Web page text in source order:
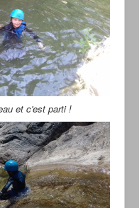
et c'est parti !